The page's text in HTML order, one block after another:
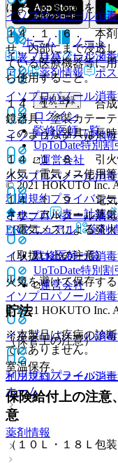
イソプロパノール消
イソプロパノール消
イソプロパノール消
イソプロパノール消
イソプロパノール消
イソプロパノール消
イソプロパノール消
イソプロパノール消
イソプロパノール消
イソプロパノール消
ホーム
薬剤情報
による皮膚荒れを起
１４．１．６． 本剤
せ、内部にまで浸透
ている医療機器等に
ら使用すること。
１４．１．７． 合成
鏡器具、塗装カテー
このような器具は長
１４．１．８． 引火
火気（電気メス使用
１４．１．９． 電気
させ、アルコール蒸
（電気メスによる発
（取扱い上の注意）
火気を避けて保存する
貯法
（保管上の注意）
室温保存。
保険給付上の注意
意
（１０Ｌ・１８Ｌ包
ホーム
ノート
表・計算
レジメン
アル
薬剤情報 ポス
新規登録
ログイン
監修医師一覧
UpToDate特別割
運営会社
© 2021 HOKUTO Inc.
利用規約プライバシ
ホーム
表・計算
ERマニュアル
薬剤
監修医師一覧
UpToDate特別割
運営会社
© 2021 HOKUTO Inc.
※本製品は疾病の診
ではありません。
利用規約プライバシ